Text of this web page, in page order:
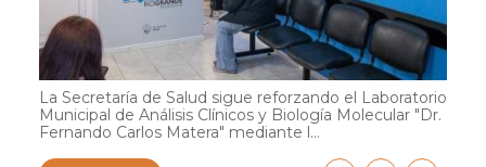
La Secretaría de Salud sigue reforzando el Laboratorio
Municipal de Análisis Clínicos y Biología Molecular "Dr.
Fernando Carlos Matera" mediante l...